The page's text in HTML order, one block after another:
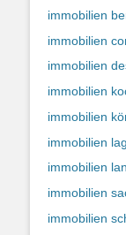
immobilien
immobilien
immobilien
immobilien
immobilien
immobilien
immobilien
immobilien
immobilien